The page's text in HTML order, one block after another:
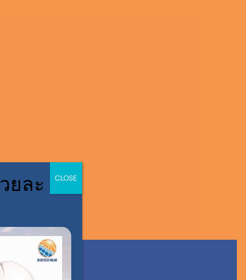
ยละ
CLOSE